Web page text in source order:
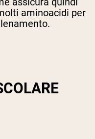
aminoacidi per